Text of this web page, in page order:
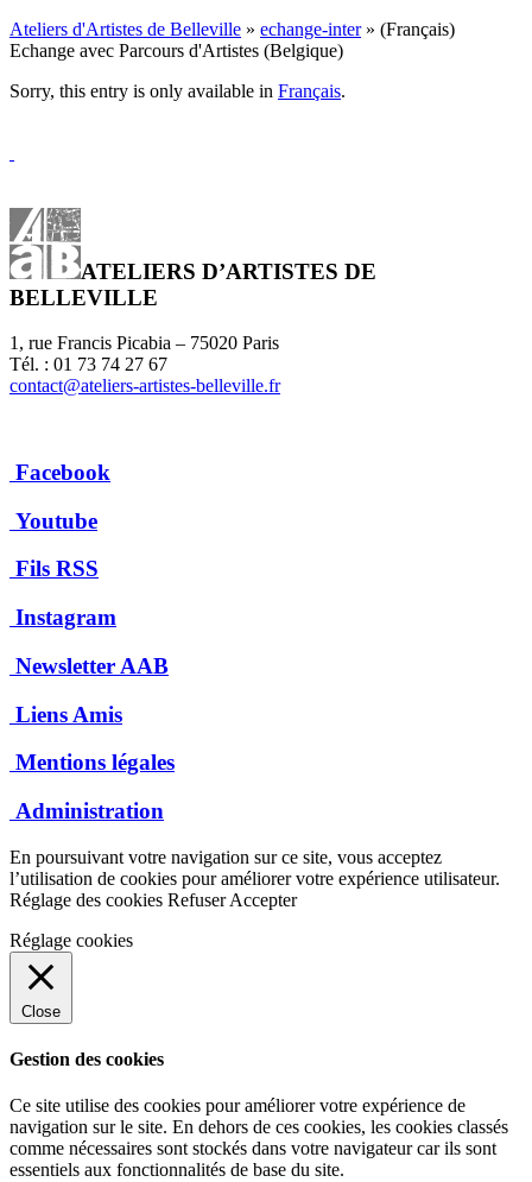
Ateliers d'Artistes de Belleville » echange-inter» (Français)
Echange avec Parcours d'Artistes (Belgique)
Sorry, this entry is only available in Français.
ATELIERS D’ARTISTES DE
BELLEVILLE
1, rue Francis Picabia – 75020 Paris
Tél. : 01 73 74 27 67
contact@ateliers-artistes-belleville.fr
Facebook
Youtube
Fils RSS
Instagram
Newsletter AAB
Liens Amis
Mentions légales
Administration
En poursuivant votre navigation sur ce site, vous acceptez
l’utilisation de cookies pour améliorer votre expérience utilisateur.
Réglage des cookies Refuser Accepter
Réglage cookies
Close
Gestion des cookies
Ce site utilise des cookies pour améliorer votre expérience de
navigation sur le site. En dehors de ces cookies, les cookies classés
comme nécessaires sont stockés dans votre navigateur car ils sont
essentiels aux fonctionnalités de base du site.